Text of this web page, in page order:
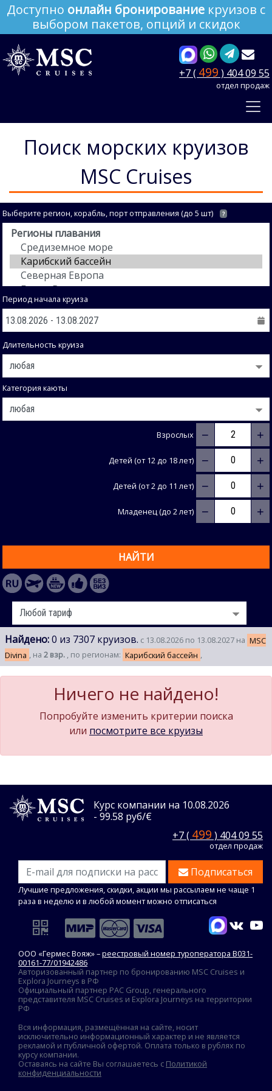
Доступно онлайн бронирование круизов с
выбором пакетов, опций и скидок
+7 ( 499 ) 404 09 55
отдел продаж
Поиск морских круизов
MSC Cruises
Выберите регион, корабль, порт отправления (до 5 шт) ?
Период начала круиза
Длительность круиза
Категория каюты
Взрослых − +
Детей (от 12 до 18 лет) − +
Детей (от 2 до 11 лет) − +
Младенец (до 2 лет) − +
НАЙТИ
Найдено:0 из 7307 круизов. с 13.08.2026 по 13.08.2027 на MSC
Divina , на 2 взр. , по регионам: Карибский бассейн ,
Ничего не найдено!
Попробуйте изменить критерии поиска
или посмотрите все круизы
Курс компании на 10.08.2026
- 99.58 руб/€
+7 ( 499 ) 404 09 55
отдел продаж
Подписаться
Лучшие предложения, скидки, акции мы рассылаем не чаще 1
раза в неделю и в любой момент можно отписаться
ООО «Гермес Вояж» –реестровый номер туроператора В031-
00161-77/01942486
Авторизованный партнер по бронированию MSC Cruises и
Explora Journeys в РФ
Официальный партнер PAC Group, генерального
представителя MSC Cruises и Explora Journeys на территории
РФ
Вся информация, размещённая на сайте, носит
исключительно информационный характер и не является
рекламой и публичной офертой. Оплата только в рублях по
курсу компании.
Оставаясь на сайте Вы соглашаетесь с Политикой
конфиденциальности